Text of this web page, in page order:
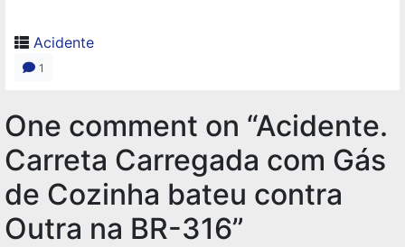
Acidente
1
One comment on “Acidente.
Carreta Carregada com Gás
de Cozinha bateu contra
Outra na BR-316”